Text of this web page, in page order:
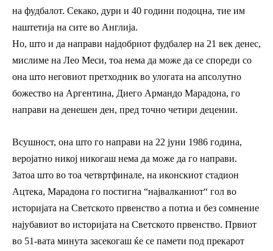
на фудбалот. Секако, дури и 40 години подоцна, тие им
наштетија на сите во Англија.
Но, што и да направи најдобриот фудбалер на 21 век денес,
мислиме на Лео Меси, тоа нема да може да се спореди со
она што неговиот претходник во улогата на апсолутно
божество на Аргентина, Диего Армандо Марадона, го
направи на денешен ден, пред точно четири децении.
Всушност, она што го направи на 22 јуни 1986 година,
веројатно никој никогаш нема да може да го направи.
Затоа што во тоа четвртфинале, на иконскиот стадион
Ацтека, Марадона го постигна “највалканиот“ гол во
историјата на Светското првенство а потиа и без сомнение
најубавиот во историјата на Светското првенство. Првиот
во 51-вата минута засекогаш ќе се памети под прекарот